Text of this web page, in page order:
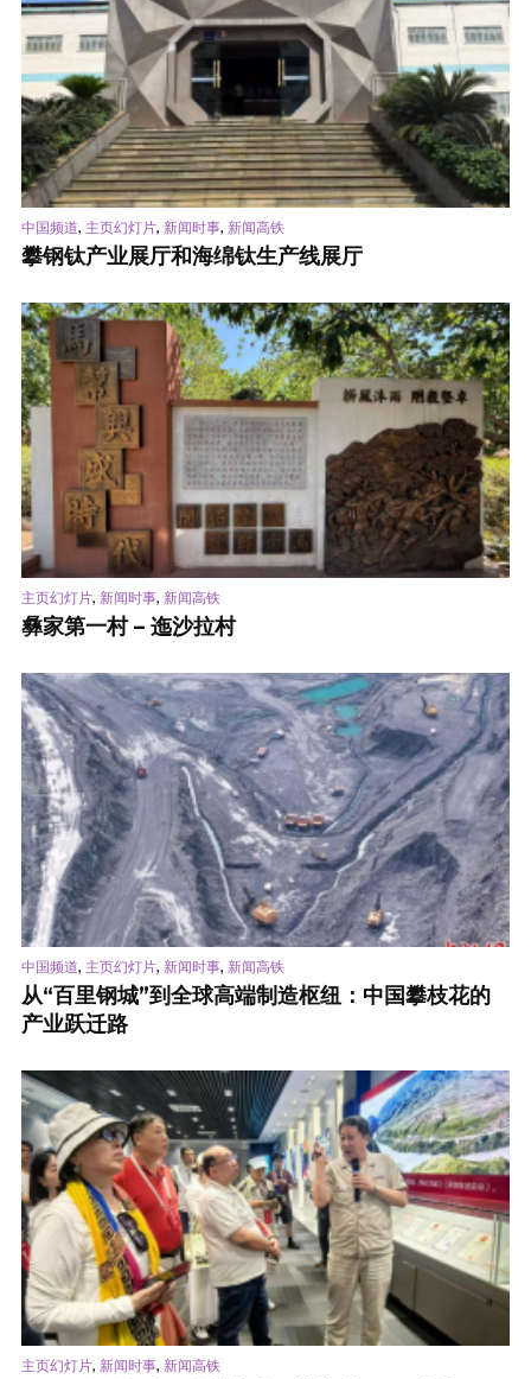
中国频道, 主页幻灯片, 新闻时事, 新闻高铁
攀钢钛产业展厅和海绵钛生产线展厅
主页幻灯片, 新闻时事, 新闻高铁
彝家第一村 – 迤沙拉村
中国频道, 主页幻灯片, 新闻时事, 新闻高铁
从“百里钢城”到全球高端制造枢纽：中国攀枝花的
产业跃迁路
主页幻灯片, 新闻时事, 新闻高铁